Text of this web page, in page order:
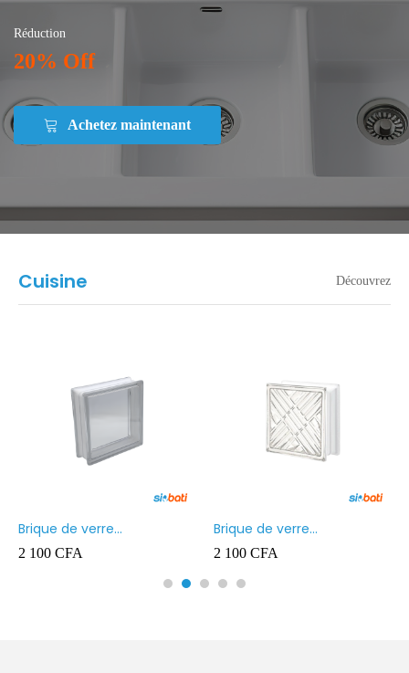
Réduction
20% Off
Achetez maintenant
Cuisine Découvrez
Brique de verre
190X190X80MM Transparent
2 100 CFA
Brique de verre
190X190X80MM CROSS
2 100 CFA